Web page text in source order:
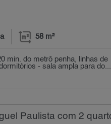
58 m²
min. do metrô penha, linhas de
- sala ampla para do...
Paulista com 2